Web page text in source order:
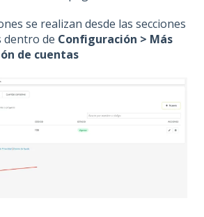
se realizan desde las secciones
dentro de Configuración > Más
de cuentas